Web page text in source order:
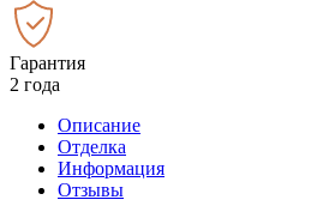
Гарантия
2 года
Описание
Отделка
Информация
Отзывы